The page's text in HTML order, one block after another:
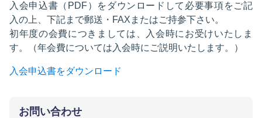
入会申込書（PDF）をダウンロードして必要事項をご記
入の上、下記まで郵送・FAXまたはご持参下さい。
初年度の会費につきましては、入会時にお受けいたしま
す。（年会費については入会時にご説明いたします。）
入会申込書をダウンロード
お問い合わせ